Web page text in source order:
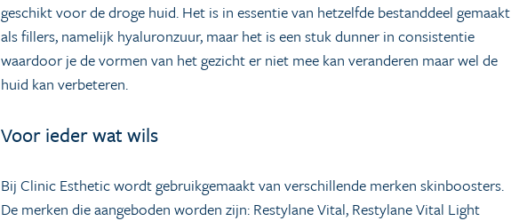
geschikt voor de droge huid. Het is in essentie van hetzelfde bestanddeel gemaakt
als fillers, namelijk hyaluronzuur, maar het is een stuk dunner in consistentie
waardoor je de vormen van het gezicht er niet mee kan veranderen maar wel de
huid kan verbeteren.
Voor ieder wat wils
Bij Clinic Esthetic wordt gebruikgemaakt van verschillende merken skinboosters.
De merken die aangeboden worden zijn: Restylane Vital, Restylane Vital Light